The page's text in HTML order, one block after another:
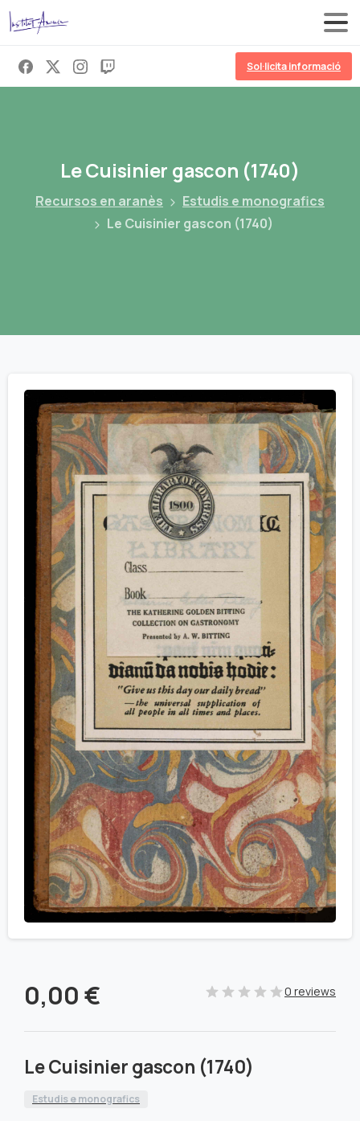
Sol·licita informació
LeCuisinier gascon (1740)
Recursos en aranès
Estudis e monografics
Le Cuisinier gascon (1740)
0,00€ 0 reviews
Le Cuisinier gascon (1740)
Estudis e monografics